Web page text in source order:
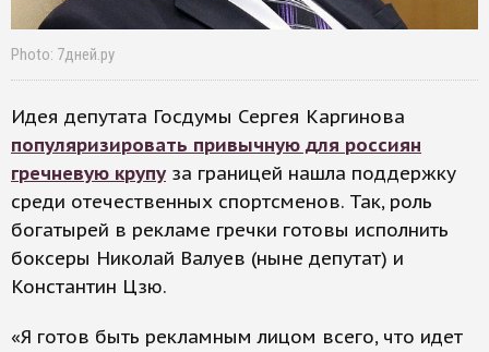
Photo: 7дней.ру
Идея депутата Госдумы Сергея Каргинова
популяризировать привычную для россиян
гречневую крупуза границей нашла поддержку
среди отечественных спортсменов. Так, роль
богатырей в рекламе гречки готовы исполнить
боксеры Николай Валуев (ныне депутат) и
Константин Цзю.
«Я готов быть рекламным лицом всего, что идет